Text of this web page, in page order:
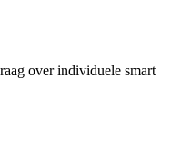
over individuele smart